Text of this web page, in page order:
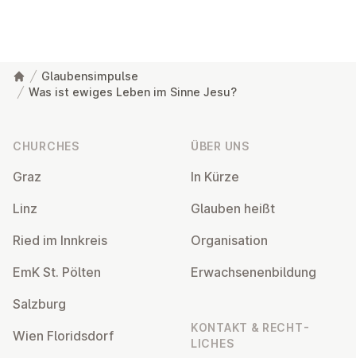
Glaubensimpulse
Was ist ewiges Leben im Sinne Jesu?
CHURCHES
Graz
Linz
Ried im Innkreis
EmK St. Pölten
Salzburg
Wien Flor­idsdorf
ÜBER UNS
In Kürze
Glauben heißt
Or­gan­isa­tion
Er­wach­sen­en­bildung
KONTAKT & RECHT­
LICHES